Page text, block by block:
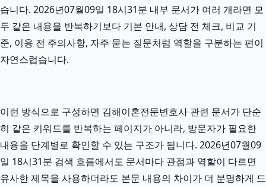
습니다. 2026년07월09일 18시31분 내부 문서가 여러 개라면 모
두 같은 내용을 반복하기보다 기본 안내, 상담 전 체크, 비교 기
준, 이용 전 주의사항, 자주 묻는 질문처럼 역할을 구분하는 편이
자연스럽습니다.
이런 방식으로 구성하면 김해이혼전문변호사 관련 문서가 단순
히 같은 키워드를 반복하는 페이지가 아니라, 방문자가 필요한
내용을 단계별로 확인할 수 있는 구조가 됩니다. 2026년07월09
일 18시31분 검색 흐름에서도 문서마다 관점과 역할이 다르면
유사한 제목을 사용하더라도 본문 내용의 차이가 더 분명하게 드